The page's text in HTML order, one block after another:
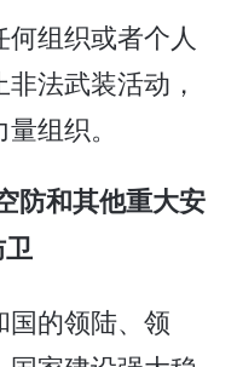
组织或者个人
法武装活动，
组织。
防和其他重大安
的领陆、领